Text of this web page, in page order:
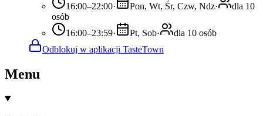
16:00–22:00· Pon, Wt, Śr, Czw, Ndz·
dla 10
osób
16:00–23:59· Pt, Sob·
dla 10 osób
Odblokuj w aplikacji TasteTown
Menu